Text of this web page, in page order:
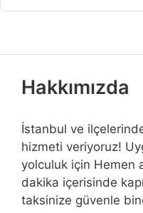
Hakkımızda
İstanbul ve
hizmeti veriyoruz!
yolculuk için Hemen
dakika içerisinde
taksinize güvenle